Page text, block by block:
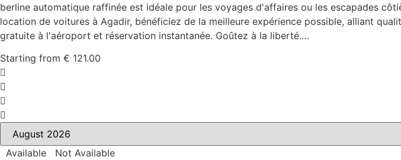
berline automatique raffinée est idéale pour les voyages d'affaires ou les escapades
location de voitures à Agadir, bénéficiez de la meilleure expérience possible, alliant
gratuite à l'aéroport et réservation instantanée. Goûtez à la liberté.…
Starting from € 121.00
Available Not Available